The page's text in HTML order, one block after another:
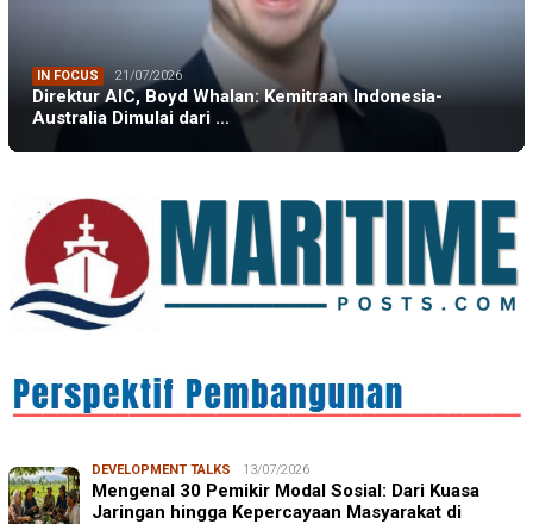
IN FOCUS 21/07/2026
Direktur AIC, Boyd Whalan: Kemitraan Indonesia-
Australia Dimulai dari …
DEVELOPMENT TALKS 13/07/2026
Mengenal 30 Pemikir Modal Sosial: Dari Kuasa
Jaringan hingga Kepercayaan Masyarakat di